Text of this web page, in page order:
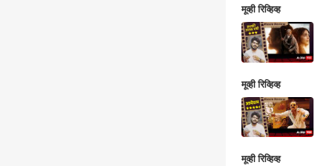
मूव्ही रिव्हिव्ह
मूव्ही रिव्हिव्ह
मूव्ही रिव्हिव्ह